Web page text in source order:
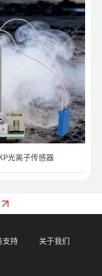
光离子传感器
支持 关于我们